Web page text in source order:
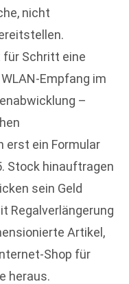
nicht
für Schritt eine
Empfang im
–
erst ein Formular
Stock hinauftragen
sein Geld
Regalverlängerung
Artikel,
Shop für
heraus.